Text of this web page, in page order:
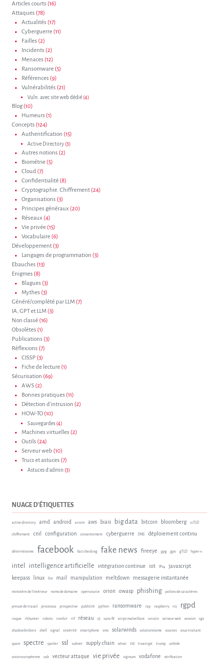
Articles courts (16)
Attaques (78)
Actualités (17)
Cyberguerre (11)
Failles (2)
Incidents (2)
Menaces (12)
Ransomware (5)
Références (9)
Vulnérabilités (21)
Vuln. avec site web dédié (4)
Blog(10)
Humeurs (1)
Concepts (124)
Authentification (15)
Active Directory (3)
Autres notions (2)
Biométrie (5)
Cloud (7)
Confidentialité (8)
Cryptographie. Chiffrement (24)
Organisations (3)
Principes généraux (20)
Réseaux (4)
Vie privée (15)
Vocabulaire (6)
Développement (3)
Langages de programmation (3)
Ebauches (13)
Enigmes (8)
Blagues (3)
Mythes (3)
Généré/complété par LLM (7)
IA, GPT et LLM (3)
Non classé (16)
Obsolètes (1)
Publications (3)
Réflexions (7)
CISSP (3)
Fiche de lecture (1)
Sécurisation (69)
AWS (2)
Bonnes pratiques (11)
Détection d'intrusion (2)
HOW-TO (10)
Sauvegardes (4)
Machines virtuelles (2)
Outils (24)
Serveur web (10)
Trucs et astuces (7)
Astuces d'admin (3)
NUAGE D'ÉTIQUETTES
active directory amd android arcom aws biais big data bitcoin bloomberg ccTLD
chiffrement cnil configuration consentement cyberguerre DNS déploiement continu
déterminisme facebook fact checking fake news fireeye gpg gpo gTLD hyper-v
intel intelligence artificielle intégration continue iot IPv4
javascript
keepass
linux llm mail manipulation meltdown messagerie instantanée
ministère de l'intérieur noms de domaine open source orion owasp phishing polices de caractères
preuve de travail processus prospective publicité python ransomware rap raspberry rcs rgpd
risque rkhunter robots rootkit rtf réseau s3 sans-fil script malveillant scrutin serveur web session sgx
shadow brokers shell signal sincérité smartphone sms solarwinds solutionnisme sources sous-traitant
spam spectre spoiler ssl subnet supply chain sénat tld truecrypt trump unhide
union européenne usb vecteur attaque vie privée viginum vodafone vérification